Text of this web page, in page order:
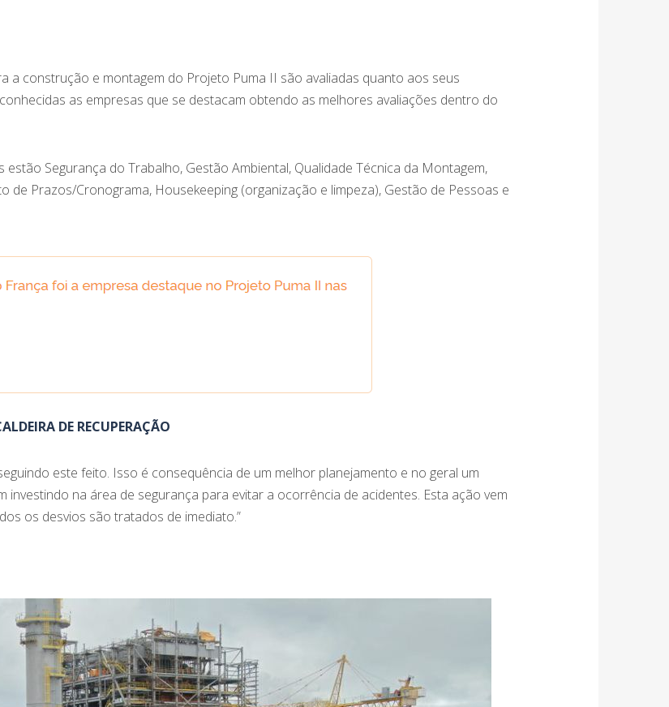
a construção e montagem do Projeto Puma II são avaliadas quanto aos seus
as empresas que se destacam obtendo as melhores avaliações dentro do
Segurança do Trabalho, Gestão Ambiental, Qualidade Técnica da Montagem,
de Prazos/Cronograma, Housekeeping (organização e limpeza), Gestão de Pessoas e
DE RECUPERAÇÃO
este feito. Isso é consequência de um melhor planejamento e no geral um
na área de segurança para evitar a ocorrência de acidentes. Esta ação vem
os desvios são tratados de imediato.”